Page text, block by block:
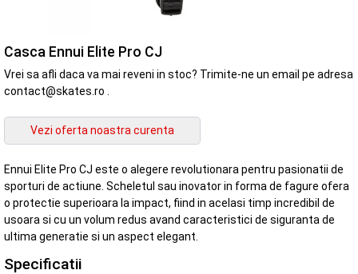
Casca Ennui Elite Pro CJ
Vrei sa afli daca va mai reveni in stoc? Trimite-ne un email pe adresa
contact@skates.ro .
Ennui Elite Pro CJ este o alegere revolutionara pentru pasionatii de
sporturi de actiune. Scheletul sau inovator in forma de fagure ofera
o protectie superioara la impact, fiind in acelasi timp incredibil de
usoara si cu un volum redus avand caracteristici de siguranta de
ultima generatie si un aspect elegant.
Specificatii